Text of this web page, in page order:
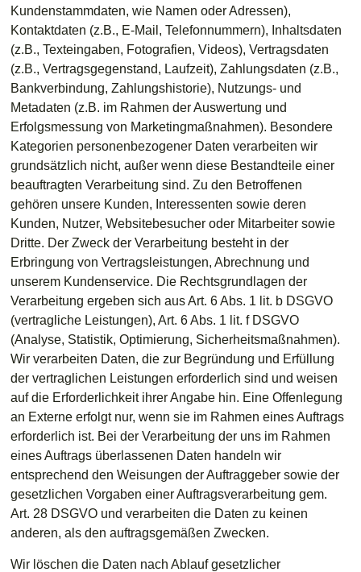
Kundenstammdaten, wie Namen oder Adressen),
Kontaktdaten (z.B., E-Mail, Telefonnummern), Inhaltsdaten
(z.B., Texteingaben, Fotografien, Videos), Vertragsdaten
(z.B., Vertragsgegenstand, Laufzeit), Zahlungsdaten (z.B.,
Bankverbindung, Zahlungshistorie), Nutzungs- und
Metadaten (z.B. im Rahmen der Auswertung und
Erfolgsmessung von Marketingmaßnahmen). Besondere
Kategorien personenbezogener Daten verarbeiten wir
grundsätzlich nicht, außer wenn diese Bestandteile einer
beauftragten Verarbeitung sind. Zu den Betroffenen
gehören unsere Kunden, Interessenten sowie deren
Kunden, Nutzer, Websitebesucher oder Mitarbeiter sowie
Dritte. Der Zweck der Verarbeitung besteht in der
Erbringung von Vertragsleistungen, Abrechnung und
unserem Kundenservice. Die Rechtsgrundlagen der
Verarbeitung ergeben sich aus Art. 6 Abs. 1 lit. b DSGVO
(vertragliche Leistungen), Art. 6 Abs. 1 lit. f DSGVO
(Analyse, Statistik, Optimierung, Sicherheitsmaßnahmen).
Wir verarbeiten Daten, die zur Begründung und Erfüllung
der vertraglichen Leistungen erforderlich sind und weisen
auf die Erforderlichkeit ihrer Angabe hin. Eine Offenlegung
an Externe erfolgt nur, wenn sie im Rahmen eines Auftrags
erforderlich ist. Bei der Verarbeitung der uns im Rahmen
eines Auftrags überlassenen Daten handeln wir
entsprechend den Weisungen der Auftraggeber sowie der
gesetzlichen Vorgaben einer Auftragsverarbeitung gem.
Art. 28 DSGVO und verarbeiten die Daten zu keinen
anderen, als den auftragsgemäßen Zwecken.
Wir löschen die Daten nach Ablauf gesetzlicher